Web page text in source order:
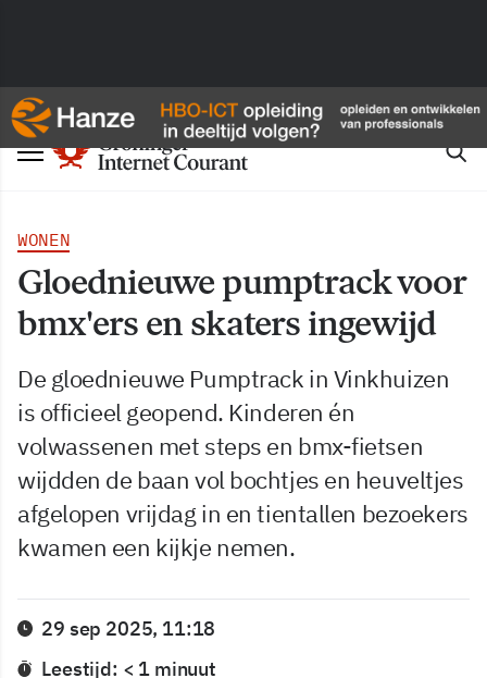
WONEN
Gloednieuwe pumptrack voor
bmx'ers en skaters ingewijd
De gloednieuwe Pumptrack in Vinkhuizen
is officieel geopend. Kinderen én
volwassenen met steps en bmx-fietsen
wijdden de baan vol bochtjes en heuveltjes
afgelopen vrijdag in en tientallen bezoekers
kwamen een kijkje nemen.
29 sep 2025, 11:18
Leestijd: < 1 minuut